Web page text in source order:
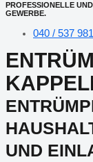
PROFESSIONELLE
GEWERBE.
040 / 537
UND